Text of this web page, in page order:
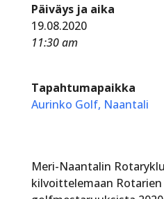
Päiväys ja aika
19.08.2020
11:30 am
Tapahtumapaikka
Aurinko Golf, Naantali
Meri-Naantalin
kilvoittelemaan Rotarien